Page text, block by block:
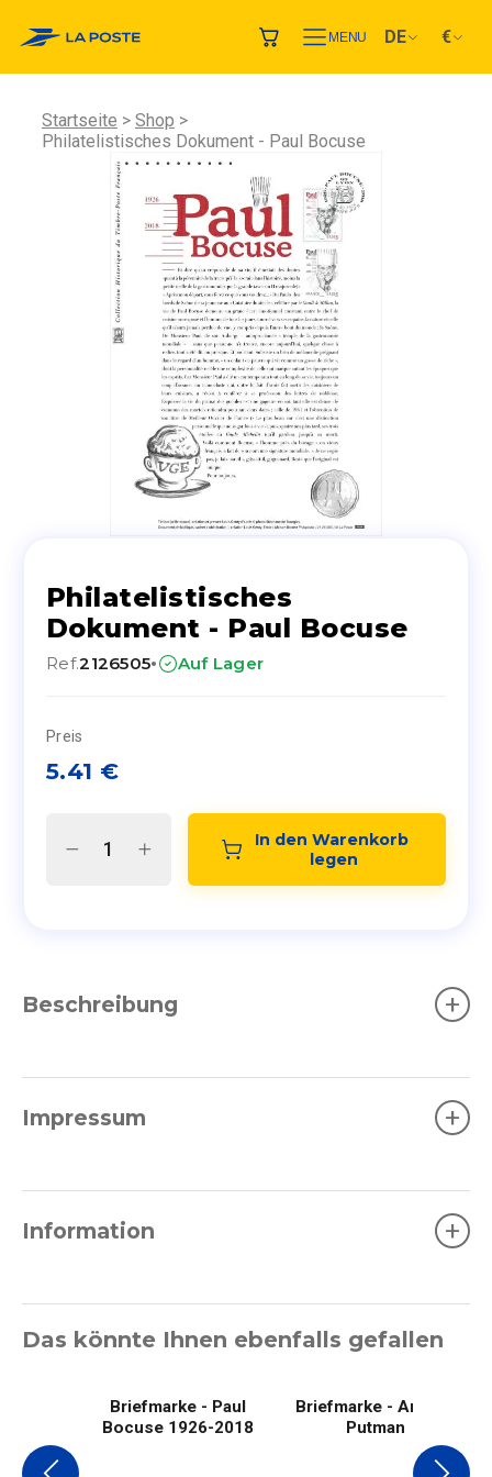
MENU DE €
Startseite
Shop
Philatelistisches Dokument - Paul Bocuse
Philatelistisches
Dokument - Paul Bocuse
Ref.2126505· Auf Lager
Preis
5.41 €
In den Warenkorb
legen
Beschreibung +
Impressum +
Information +
Das könnte Ihnen ebenfalls gefallen
Briefmarke - Paul
Bocuse 1926-2018
Briefmarke - Andrée
Putman